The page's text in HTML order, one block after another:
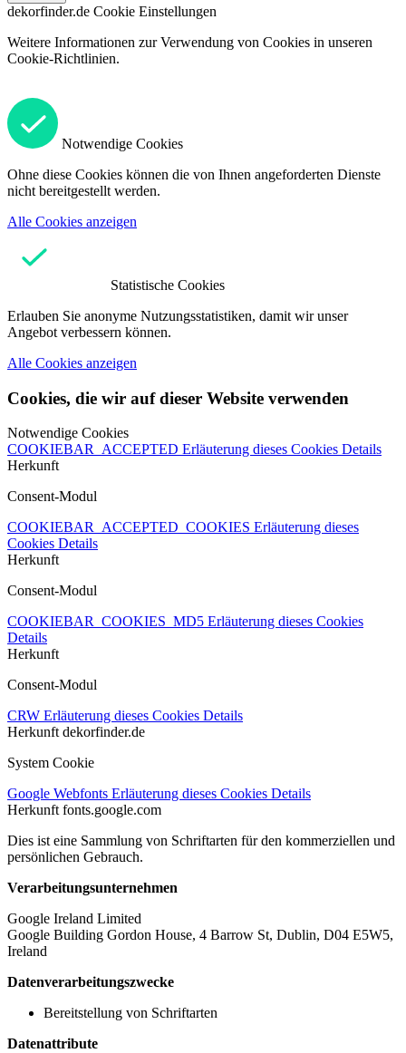
dekorfinder.de Cookie Einstellungen
Weitere Informationen zur Verwendung von Cookies in unseren
Cookie-Richtlinien.
Notwendige Cookies
Ohne diese Cookies können die von Ihnen angeforderten Dienste
nicht bereitgestellt werden.
Alle Cookies anzeigen
Statistische Cookies
Erlauben Sie anonyme Nutzungsstatistiken, damit wir unser
Angebot verbessern können.
Alle Cookies anzeigen
Cookies, die wir auf dieser Website verwenden
Notwendige Cookies
COOKIEBAR_ACCEPTED Erläuterung dieses Cookies Details
Herkunft
Consent-Modul
COOKIEBAR_ACCEPTED_COOKIES Erläuterung dieses
Cookies Details
Herkunft
Consent-Modul
COOKIEBAR_COOKIES_MD5 Erläuterung dieses Cookies
Details
Herkunft
Consent-Modul
CRW Erläuterung dieses Cookies Details
Herkunft dekorfinder.de
System Cookie
Google Webfonts Erläuterung dieses Cookies Details
Herkunft fonts.google.com
Dies ist eine Sammlung von Schriftarten für den kommerziellen und
persönlichen Gebrauch.
Verarbeitungsunternehmen
Google Ireland Limited
Google Building Gordon House, 4 Barrow St, Dublin, D04 E5W5,
Ireland
Datenverarbeitungszwecke
Bereitstellung von Schriftarten
Datenattribute